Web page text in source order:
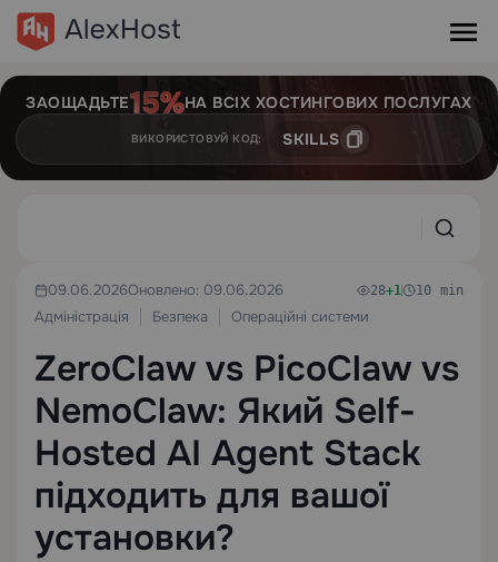
ЗАОЩАДЬТЕ НА ВСІХ ХОСТИНГОВИХ ПОСЛУГАХ
ВИКОРИСТОВУЙ КОД: SKILLS
09.06.2026Оновлено: 09.06.2026
Адміністрація
Безпека Операційні системи
28+1 10 min
ZeroClaw vs PicoClaw vs
NemoClaw: Який Self-
Hosted AI Agent Stack
підходить для вашої
установки?